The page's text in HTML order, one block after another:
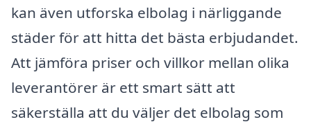
kan även utforska elbolag i närliggande
städer för att hitta det bästa erbjudandet.
Att jämföra priser och villkor mellan olika
leverantörer är ett smart sätt att
säkerställa att du väljer det elbolag som